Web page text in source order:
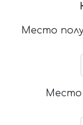
Место
Место